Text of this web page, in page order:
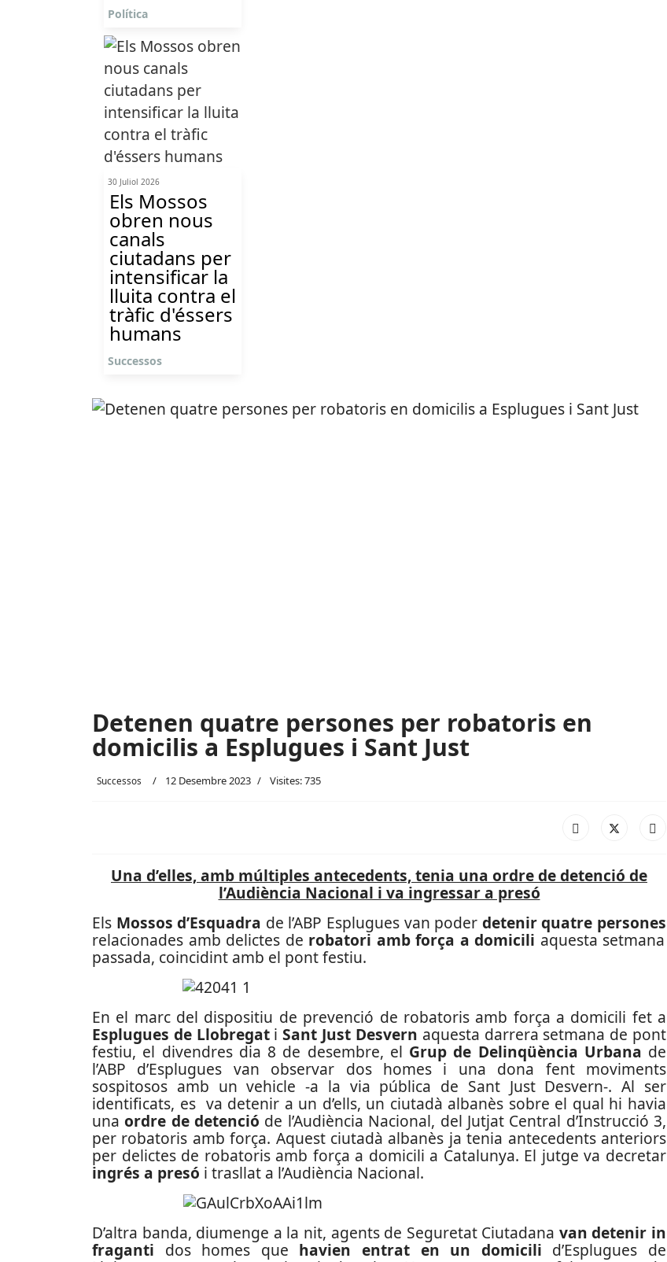
Política
30 Juliol 2026
Els Mossos
obren nous
canals
ciutadans per
intensificar la
lluita contra el
tràfic d'éssers
humans
Successos
Detenen quatre persones per robatoris en
domicilis a Esplugues i Sant Just
Successos 12 Desembre 2023 Visites: 735
Una d’elles, amb múltiples antecedents, tenia una ordre de detenció de
l’Audiència Nacional i va ingressar a presó
Els Mossos d’Esquadra de l’ABP Esplugues van poder detenir quatre persones
relacionades amb delictes de robatori amb força a domicili aquesta setmana
passada, coincidint amb el pont festiu.
En el marc del dispositiu de prevenció de robatoris amb força a domicili fet a
Esplugues de LlobregatiSant Just Desvern aquesta darrera setmana de pont
festiu, el divendres dia 8 de desembre, el Grup de Delinqüència Urbana de
l’ABP d’Esplugues van observar dos homes i una dona fent moviments
sospitosos amb un vehicle -a la via pública de Sant Just Desvern-. Al ser
identificats, es va detenir a un d’ells, un ciutadà albanès sobre el qual hi havia
unaordre de detenció de l’Audiència Nacional, del Jutjat Central d’Instrucció 3,
per robatoris amb força. Aquest ciutadà albanès ja tenia antecedents anteriors
per delictes de robatoris amb força a domicili a Catalunya. El jutge va decretar
ingrés a presó i trasllat a l’Audiència Nacional.
D’altra banda, diumenge a la nit, agents de Seguretat Ciutadana van detenir in
fraganti dos homes que havien entrat en un domicili d’Esplugues de